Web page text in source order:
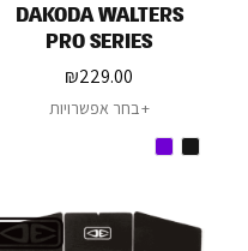
DAKODA WALTERS
PRO SERIES
₪229.00
בחר אפשרויות